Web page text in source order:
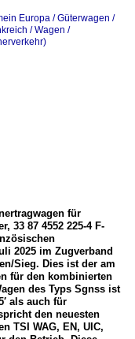
Europa / Güterwagen /
/ Wagen /
für
33 87 4552 225-4 F-
2025 im Zugverband
Sieg. Dies ist der am
für den kombinierten
des Typs Sgnss ist
als auch für
den neuesten
TSI WAG, EN, UIC,